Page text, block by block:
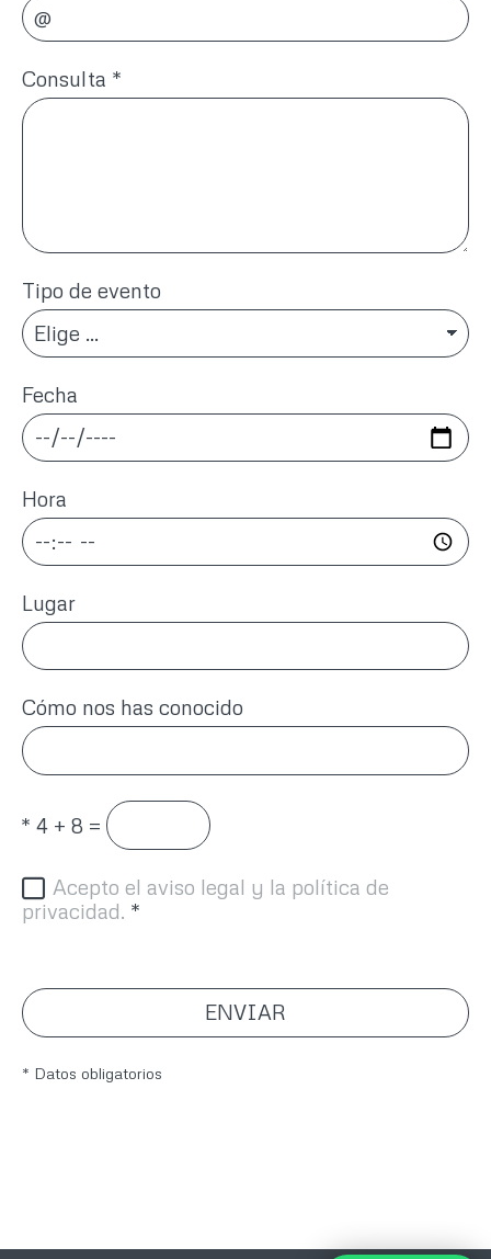
Consulta *
Tipo de evento
Fecha
Hora
Lugar
Cómo nos has conocido
* 4 + 8 =
Acepto el aviso legal y la política de
privacidad. *
ENVIAR
* Datos obligatorios